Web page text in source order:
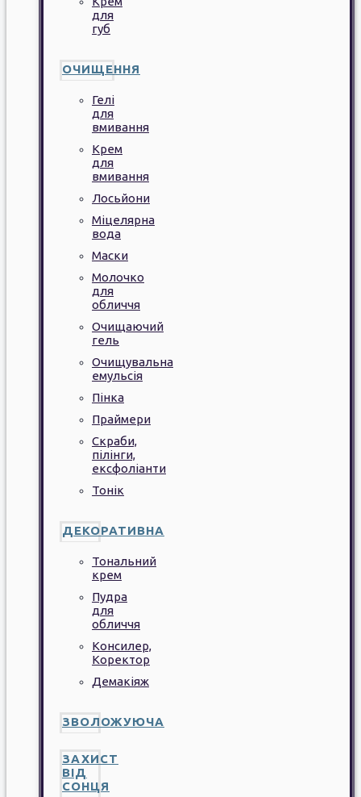
для
губ
ОЧИЩЕННЯ
Гелі
для
вмивання
Крем
для
вмивання
Лосьйони
Міцелярна
вода
Маски
Молочко
для
обличчя
Очищаючий
гель
Очищувальна
емульсія
Пінка
Праймери
Скраби,
пілінги,
ексфоліанти
Тонік
ДЕКОРАТИВНА
Тональний
крем
Пудра
для
обличчя
Консилер,
Коректор
Демакіяж
ЗВОЛОЖУЮЧА
ЗАХИСТ
ВІД
СОНЦЯ